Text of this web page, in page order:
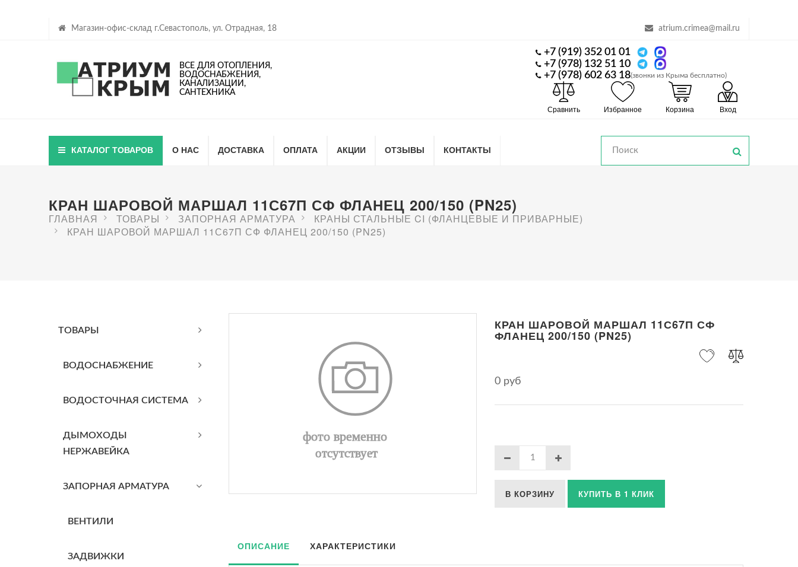
Магазин-офис-склад г.Севастополь, ул. Отрадная, 18 atrium.crimea@mail.ru
ВСЕ ДЛЯ ОТОПЛЕНИЯ,
ВОДОСНАБЖЕНИЯ,
КАНАЛИЗАЦИИ,
САНТЕХНИКА
+7 (919) 352 01 01
+7 (978) 132 51 10
+7 (978) 602 63 18(звонки из Крыма бесплатно)
Сравнить Избранное Корзина Вход
КАТАЛОГ ТОВАРОВ О НАС ДОСТАВКА ОПЛАТА АКЦИИ ОТЗЫВЫ КОНТАКТЫ
КРАН ШАРОВОЙ МАРШАЛ 11С67П СФ ФЛАНЕЦ 200/150 (PN25)
ГЛАВНАЯ ТОВАРЫ ЗАПОРНАЯ АРМАТУРА
КРАНЫ СТАЛЬНЫЕ CI (ФЛАНЦЕВЫЕ И ПРИВАРНЫЕ)
КРАН ШАРОВОЙ МАРШАЛ 11С67П СФ ФЛАНЕЦ 200/150 (PN25)
ТОВАРЫ
BОДОСНАБЖЕНИЕ
ВОДОСТОЧНАЯ СИСТЕМА
ДЫМОХОДЫ
НЕРЖАВЕЙКА
ЗАПОРНАЯ АРМАТУРА
ВЕНТИЛИ
ЗАДВИЖКИ
КРАН ШАРОВОЙ МАРШАЛ 11С67П СФ
ФЛАНЕЦ 200/150 (PN25)
0 руб
В КОРЗИНУ КУПИТЬ В 1 КЛИК
ОПИСАНИЕ ХАРАКТЕРИСТИКИ